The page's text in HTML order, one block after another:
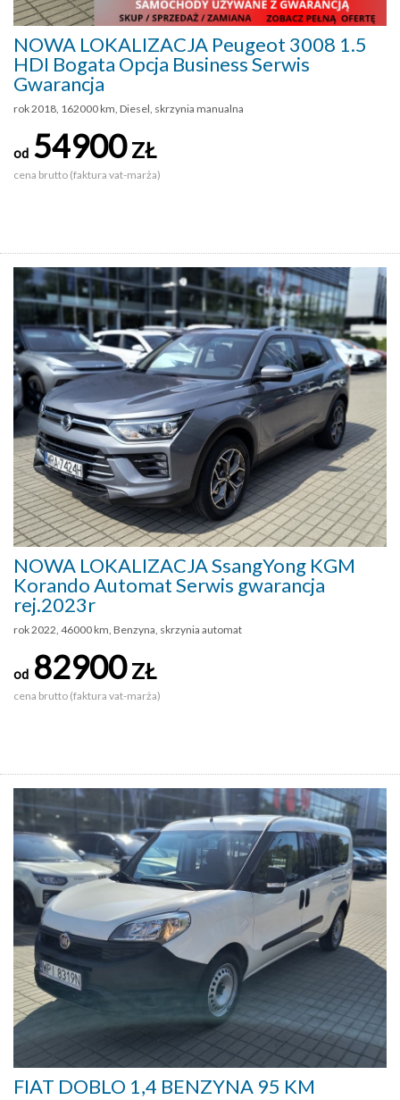
NOWA LOKALIZACJA Peugeot 3008 1.5
HDI Bogata Opcja Business Serwis
Gwarancja
rok 2018, 162000 km, Diesel, skrzynia manualna
od 54900ZŁ
cena brutto (faktura vat-marża)
NOWA LOKALIZACJA SsangYong KGM
Korando Automat Serwis gwarancja
rej.2023r
rok 2022, 46000 km, Benzyna, skrzynia automat
od 82900ZŁ
cena brutto (faktura vat-marża)
FIAT DOBLO 1,4 BENZYNA 95 KM